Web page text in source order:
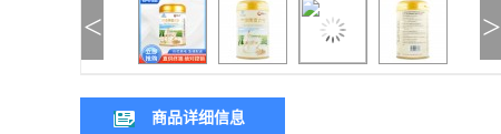
< >
商品详细信息